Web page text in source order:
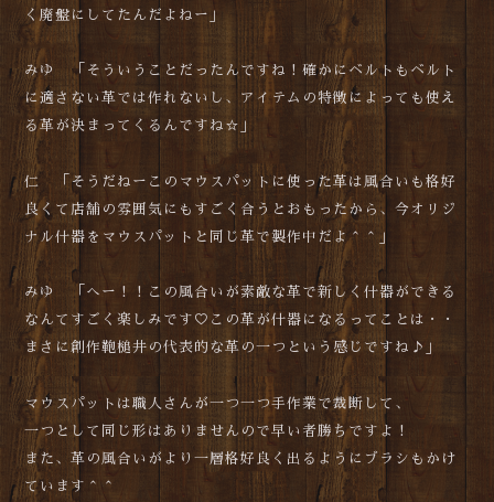
く廃盤にしてたんだよねー」
みゆ 「そういうことだったんですね！確かにベルトもベルト
に適さない革では作れないし、アイテムの特徴によっても使え
る革が決まってくるんですね☆」
仁 「そうだねーこのマウスパットに使った革は風合いも格好
良くて店舗の雰囲気にもすごく合うとおもったから、今オリジ
ナル什器をマウスパットと同じ革で製作中だよ＾＾」
みゆ 「へー！！この風合いが素敵な革で新しく什器ができる
なんてすごく楽しみです♡この革が什器になるってことは・・
まさに創作鞄槌井の代表的な革の一つという感じですね♪」
マウスパットは職人さんが一つ一つ手作業で裁断して、
一つとして同じ形はありませんので早い者勝ちですよ！
また、革の風合いがより一層格好良く出るようにブラシもかけ
ています＾＾